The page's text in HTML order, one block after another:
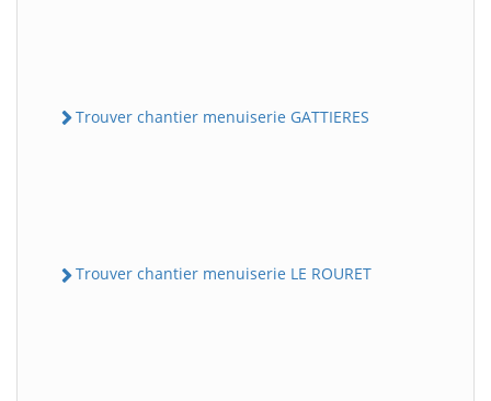
Trouver chantier menuiserie GATTIERES
Trouver chantier menuiserie LE ROURET